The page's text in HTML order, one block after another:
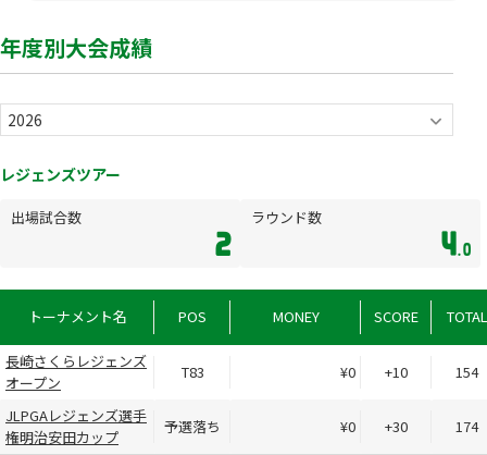
年度別大会成績
レジェンズツアー
出場試合数
2
ラウンド数
4.0
トーナメント名 POS MONEY SCORE TOTAL
長崎さくらレジェンズ
オープン
T83 ¥0 +10 154
JLPGAレジェンズ選手
権明治安田カップ
予選落ち ¥0 +30 174